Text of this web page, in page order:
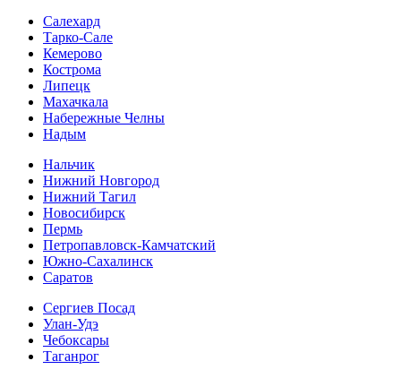
Салехард
Тарко-Сале
Кемерово
Кострома
Липецк
Махачкала
Набережные Челны
Надым
Нальчик
Нижний Новгород
Нижний Тагил
Новосибирск
Пермь
Петропавловск-Камчатский
Южно-Сахалинск
Саратов
Сергиев Посад
Улан-Удэ
Чебоксары
Таганрог